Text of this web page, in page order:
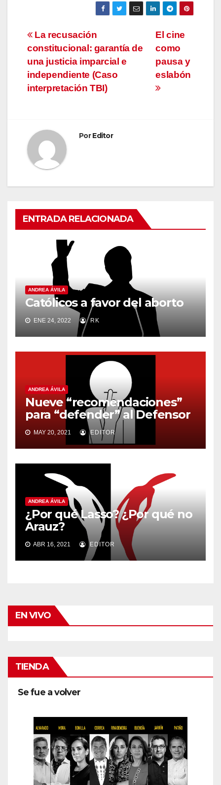
Navegación
de
entradas
El cine
como
pausa y
eslabón
La recusación
constitucional: garantía de
una justicia imparcial e
independiente (Caso
interpretación TBI)
PorEditor
ENTRADA RELACIONADA
ANDREA ÁVILA
Católicos a favor del aborto
ENE 24, 2022 RK
ANDREA ÁVILA
Nueve “recomendaciones”
para “defender” al Defensor
MAY 20, 2021 EDITOR
ANDREA ÁVILA
¿Por qué Lasso? ¿Por qué no
Arauz?
ABR 16, 2021 EDITOR
EN VIVO
TIENDA
Se fue a volver